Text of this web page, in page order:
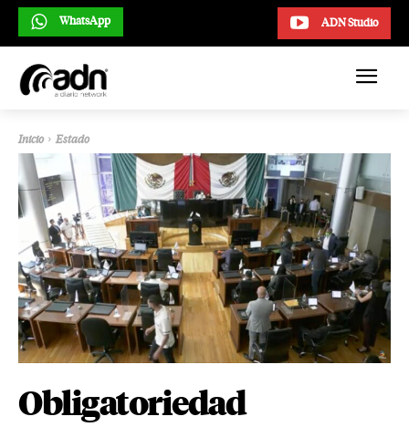
ADN Studio
WhatsApp
Inicio Estado
Obligatoriedad